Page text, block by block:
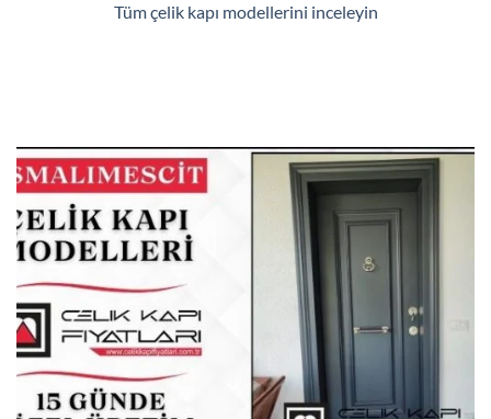
Tüm çelik kapı modellerini inceleyin